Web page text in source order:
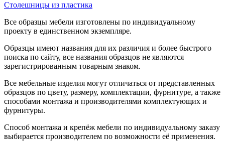
Столешницы из пластика
Все образцы мебели изготовлены по индивидуальному
проекту в единственном экземпляре.
Образцы имеют названия для их различия и более быстрого
поиска по сайту, все названия образцов не являются
зарегистрированным товарным знаком.
Все мебельные изделия могут отличаться от представленных
образцов по цвету, размеру, комплектации, фурнитуре, а также
способами монтажа и производителями комплектующих и
фурнитуры.
Способ монтажа и крепёж мебели по индивидуальному заказу
выбирается производителем по возможности её применения.